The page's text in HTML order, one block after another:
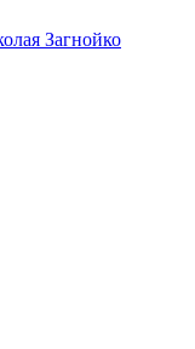
Загнойко